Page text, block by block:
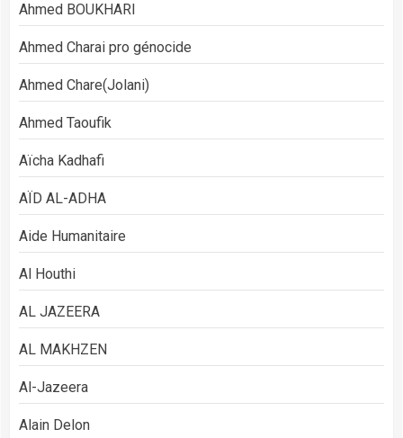
Ahmed BOUKHARI
Ahmed Charai pro génocide
Ahmed Chare(Jolani)
Ahmed Taoufik
Aïcha Kadhafi
AÏD AL-ADHA
Aide Humanitaire
Al Houthi
AL JAZEERA
AL MAKHZEN
Al-Jazeera
Alain Delon